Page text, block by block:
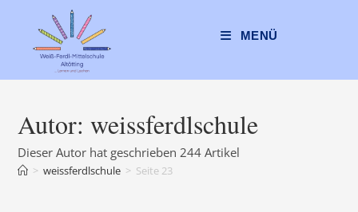
springen
MENÜ
Autor:weissferdlschule
Dieser Autor hat geschrieben 244 Artikel
> weissferdlschule > Seite 23